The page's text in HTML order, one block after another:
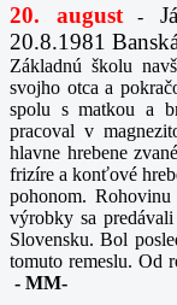
20. august-
20.8.1981
Základnú školu
svojho otca a
spolu s matkou a
pracoval v
hlavne hrebene
frizíre a konťové
pohonom.
výrobky sa
Slovensku. Bol
tomuto remeslu. Od
- MM-